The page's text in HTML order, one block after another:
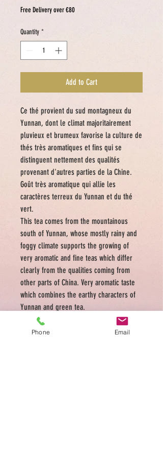
Free Delivery over €80
Quantity *
Add to Cart
Ce thé provient du sud montagneux du
Yunnan, dont le climat majoritairement
pluvieux et brumeux favorise la culture de
thés très aromatiques et fins qui se
distinguent nettement des qualités
provenant d'autres parties de la Chine.
Goût très aromatique qui allie les
caractères terreux du Yunnan et du thé
vert.
This tea comes from the mountainous
south of Yunnan, whose mostly rainy and
foggy climate supports the growing of
very aromatic and fine teas which differ
clearly from the qualities coming from
other parts of China. Very aromatic taste
which combines the earthy characters of
Yunnan and green tea.
Phone Email